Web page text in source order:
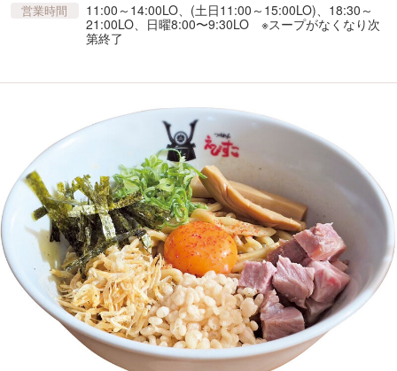
営業時間
11:00～14:00LO、(土日11:00～15:00LO)、18:30～
21:00LO、日曜8:00〜9:30LO ※スープがなくなり次
第終了